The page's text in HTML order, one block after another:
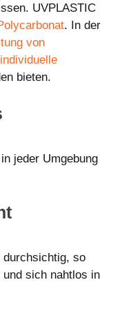
UVPLASTIC
. In der
von
individuelle
bieten.
jeder Umgebung
durchsichtig, so
sich nahtlos in